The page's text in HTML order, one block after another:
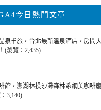
今日熱門文章
泉丰旅，台北最新溫泉酒店，房間
(瀏覽：2,435)
館，澎湖林投沙灘森林系網美咖啡
3,140)